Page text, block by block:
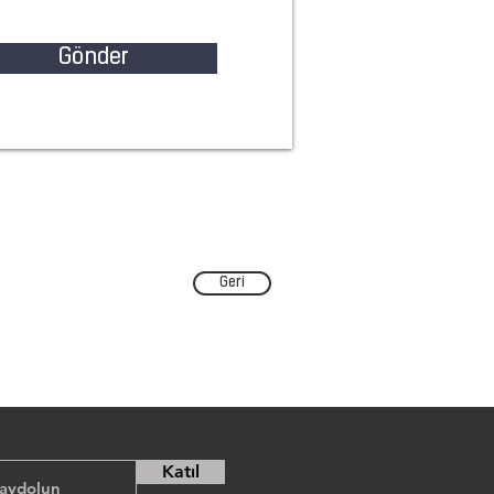
Gönder
Geri
Katıl